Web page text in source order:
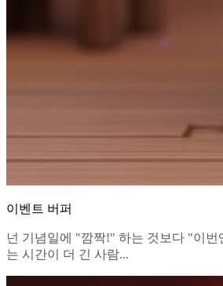
이벤트 버퍼
넌 기념일에 "깜짝!" 하는 것보다 "이번
는 시간이 더 긴 사람...